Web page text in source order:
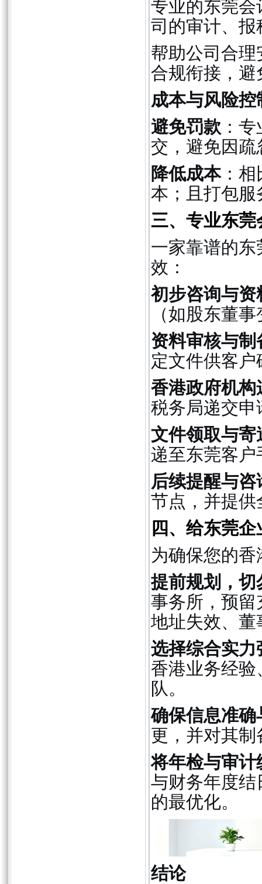
专业的东莞
司的审计、
帮助公司合
合规衔接，
成本与风险控
避免罚款 ：
交，避免因
降低成本：相
本；且打包
三、专业东
一家靠谱的
效：
初步咨询与资
（如股东董
资料审核与制
定文件供客户
香港政府机构
税务局递交
文件领取与寄
递至东莞客户
后续提醒与咨
节点，并提
四、给东莞
为确保您的
提前规划，切
事务所，预
地址失效、
选择综合实
香港业务经
队。
确保信息准确
更，并对其
将年检与审计
与财务年度
的最优化。
结论